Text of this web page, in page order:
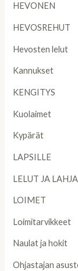
HEVONEN
HEVOSREHUT
Hevosten lelut
Kannukset
KENGITYS
Kuolaimet
Kypärät
LAPSILLE
LELUT JA
LOIMET
Loimitarvikkeet
Naulat ja hokit
Ohjastajan